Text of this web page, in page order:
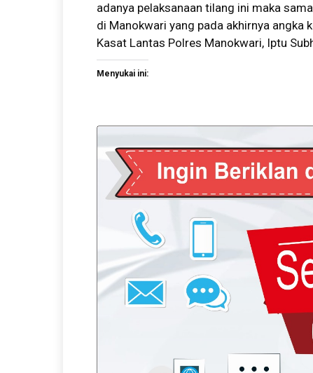
adanya pelaksanaan tilang ini maka
di Manokwari yang pada akhirnya angka
Kasat Lantas Polres Manokwari, Iptu
Menyukai ini: